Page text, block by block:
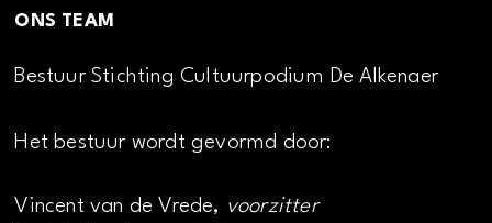
ONS TEAM
Bestuur Stichting Cultuurpodium De Alkenaer
Het bestuur wordt gevormd door:
Vincent van de Vrede, voorzitter